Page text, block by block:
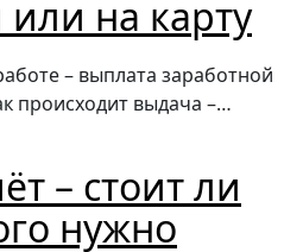
на карту
– выплата заработной
происходит выдача –…
– стоит ли
нужно